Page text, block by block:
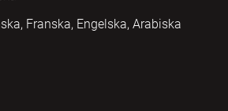
Franska, Engelska, Arabiska